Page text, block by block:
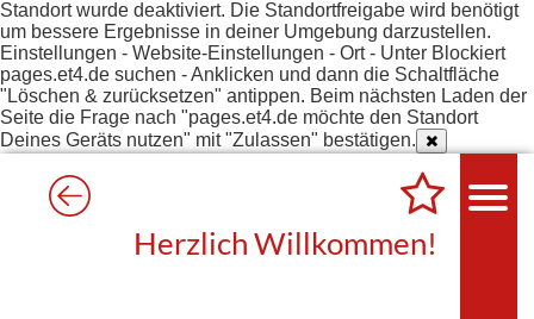
Standort wurde deaktiviert. Die Standortfreigabe wird benötigt
um bessere Ergebnisse in deiner Umgebung darzustellen.
Einstellungen - Website-Einstellungen - Ort - Unter Blockiert
pages.et4.de suchen - Anklicken und dann die Schaltfläche
"Löschen & zurücksetzen" antippen. Beim nächsten Laden der
Seite die Frage nach "pages.et4.de möchte den Standort
Deines Geräts nutzen" mit "Zulassen" bestätigen.
Herzlich Willkommen!